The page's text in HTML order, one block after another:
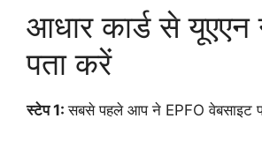
आधार कार्ड से
पता करें
स्टेप 1:सबसे पहले आप ने EPFO वेबसाइट